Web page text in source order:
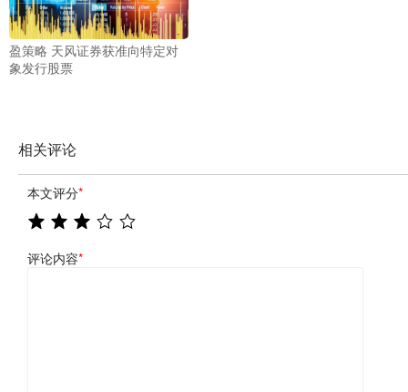
盈策略 天风证券获准向特定对
象发行股票
相关评论
本文评分*
评论内容*